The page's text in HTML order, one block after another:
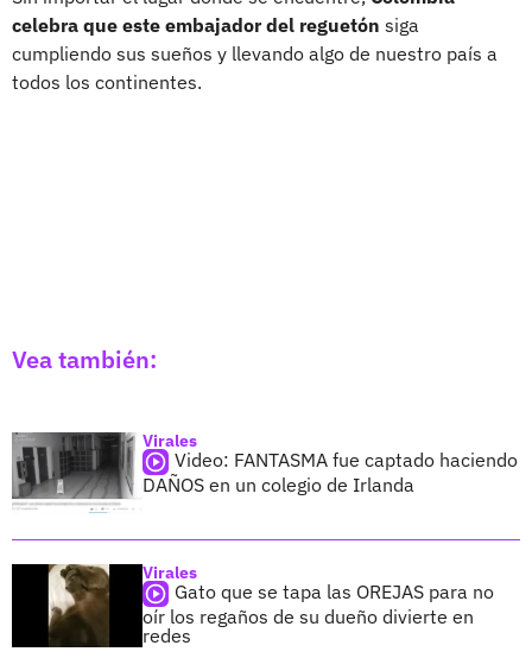
celebra que este embajador del reguetón siga
cumpliendo sus sueños y llevando algo de nuestro país a
todos los continentes.
Vea también:
Virales
Video: FANTASMA fue captado haciendo
DAÑOS en un colegio de Irlanda
Virales
Gato que se tapa las OREJAS para no
oír los regaños de su dueño divierte en
redes